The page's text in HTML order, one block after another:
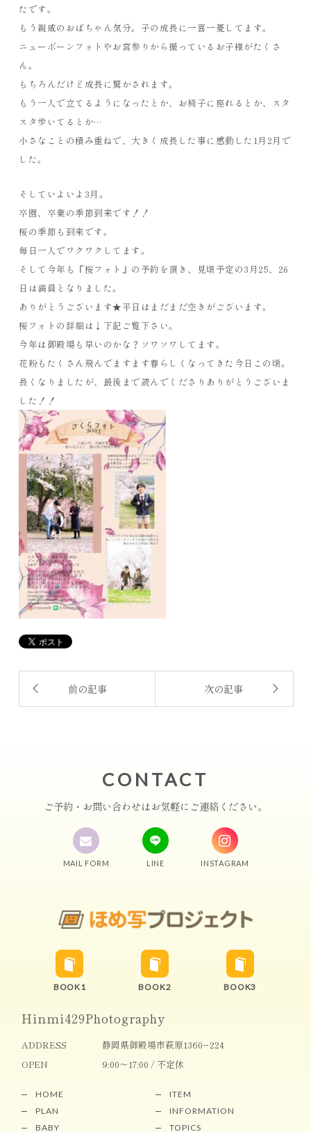
たです。
もう親戚のおばちゃん気分。子の成長に一喜一憂してます。
ニューボーンフォトやお宮参りから撮っているお子様がたくさ
ん。
もちろんだけど成長に驚かされます。
もう一人で立てるようになったとか、お椅子に座れるとか、スタ
スタ歩いてるとか…
小さなことの積み重ねで、大きく成長した事に感動した1月2月で
した。
そしていよいよ3月。
卒園、卒業の季節到来です！！
桜の季節も到来です。
毎日一人でワクワクしてます。
そして今年も『桜フォト』の予約を頂き、見頃予定の3月25、26
日は満員となりました。
ありがとうございます★平日はまだまだ空きがございます。
桜フォトの詳細は↓下記ご覧下さい。
今年は御殿場も早いのかな？ソワソワしてます。
花粉もたくさん飛んでますます春らしくなってきた今日この頃。
長くなりましたが、最後まで読んでくださりありがとうございま
した！！
前の記事 次の記事
CONTACT
ご予約・お問い合わせはお気軽にご連絡ください。
MAIL FORM LINE INSTAGRAM
BOOK1 BOOK2 BOOK3
Hinmi429Photography
ADDRESS
静岡県御殿場市萩原1360−224
OPEN
9:00～17:00 / 不定休
HOME
PLAN
BABY
ITEM
INFORMATION
TOPICS